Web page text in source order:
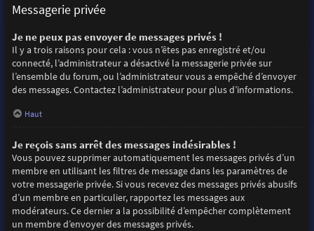
Messagerie privée
Je ne peux pas envoyer de messages privés !
Il y a trois raisons pour cela : vous n’êtes pas enregistré et/ou
connecté, l’administrateur a désactivé la messagerie privée sur
l’ensemble du forum, ou l’administrateur vous a empêché d’envoyer
des messages. Contactez l’administrateur pour plus d’informations.
Haut
Je reçois sans arrêt des messages indésirables !
Vous pouvez supprimer automatiquement les messages privés d’un
membre en utilisant les filtres de message dans les paramètres de
votre messagerie privée. Si vous recevez des messages privés abusifs
d’un membre en particulier, rapportez les messages aux
modérateurs. Ce dernier a la possibilité d’empêcher complètement
un membre d’envoyer des messages privés.